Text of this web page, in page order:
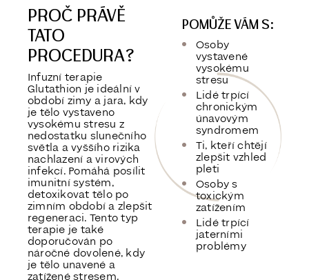
PROČ PRÁVĚ
TATO
PROCEDURA?
Infuzní terapie
Glutathion je ideální v
období zimy a jara, kdy
je tělo vystaveno
vysokému stresu z
nedostatku slunečního
světla a vyššího rizika
nachlazení a virových
infekcí. Pomáhá posílit
imunitní systém,
detoxikovat tělo po
zimním období a zlepšit
regeneraci. Tento typ
terapie je také
doporučován po
náročné dovolené, kdy
je tělo unavené a
zatížené stresem.
POMŮŽE VÁM S:
Osoby
vystavené
vysokému
stresu
Lidé trpící
chronickým
únavovým
syndromem
Ti, kteří chtějí
zlepšit vzhled
pleti
Osoby s
toxickým
zatížením
Lidé trpící
jaterními
problémy